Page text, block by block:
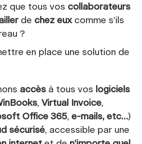
que tous vos collaborateurs
de chez euxcomme s’ils
?
en place une solution de
accès à tous vos logiciels
, Virtual Invoice,
Office 365, e-mails, etc…)
sécurisé, accessible par une